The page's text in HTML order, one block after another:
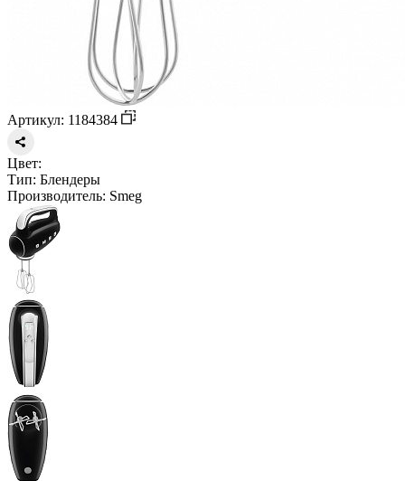
Артикул: 1184384
Цвет:
Тип: Блендеры
Производитель: Smeg